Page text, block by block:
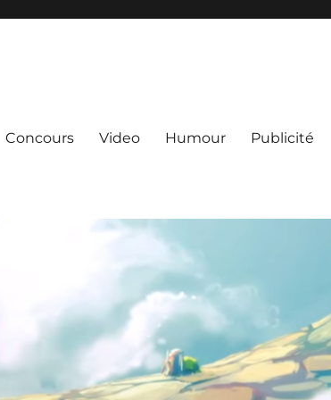
Concours Video Humour Publicité